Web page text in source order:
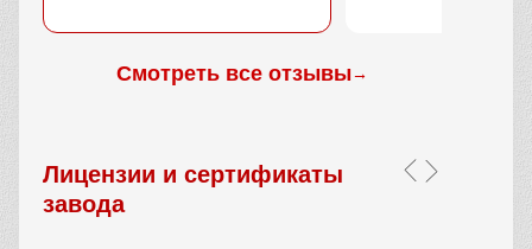
Смотреть все отзывы→
Лицензии и сертификаты
завода